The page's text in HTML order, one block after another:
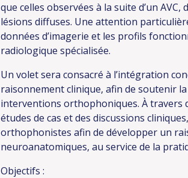
que celles observées à la suite d’un
lésions diffuses. Une attention
données d’imagerie et les profils
radiologique spécialisée.
Un volet sera consacré à l’intégration
raisonnement clinique, afin de soutenir
interventions orthophoniques. À travers
études de cas et des discussions
orthophonistes afin de développer un
neuroanatomiques, au service de la
Objectifs :